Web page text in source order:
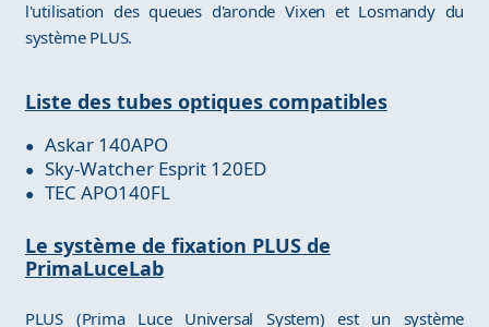
l'utilisation des queues d'aronde Vixen et Losmandy du
système PLUS.
Liste des tubes optiques compatibles
Askar 140APO
Sky-Watcher Esprit 120ED
TEC APO140FL
Le système de fixation PLUS de
PrimaLuceLab
PLUS (Prima Luce Universal System) est un système